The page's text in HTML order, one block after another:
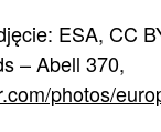
ESA, CC
– Abell 370,
photos/